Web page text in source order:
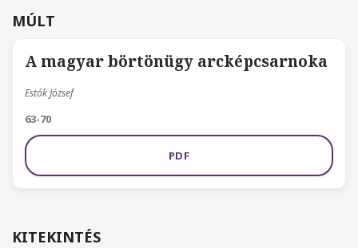
MÚLT
A magyar börtönügy arcképcsarnoka
Estók József
63-70
PDF
KITEKINTÉS